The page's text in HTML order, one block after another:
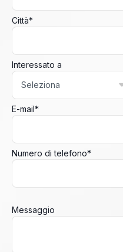
Città*
Interessato a
E-mail*
Numero di telefono*
Messaggio